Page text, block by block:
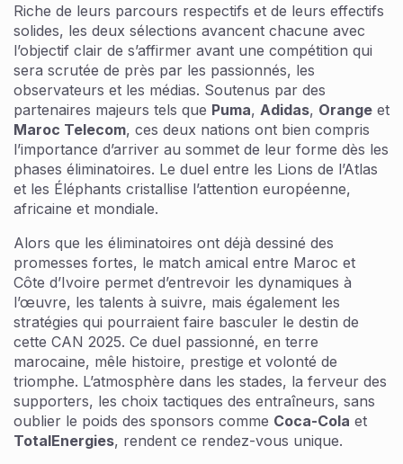
Riche de leurs parcours respectifs et de leurs effectifs
solides, les deux sélections avancent chacune avec
l’objectif clair de s’affirmer avant une compétition qui
sera scrutée de près par les passionnés, les
observateurs et les médias. Soutenus par des
partenaires majeurs tels que Puma, Adidas, Orange et
Maroc Telecom, ces deux nations ont bien compris
l’importance d’arriver au sommet de leur forme dès les
phases éliminatoires. Le duel entre les Lions de l’Atlas
et les Éléphants cristallise l’attention européenne,
africaine et mondiale.
Alors que les éliminatoires ont déjà dessiné des
promesses fortes, le match amical entre Maroc et
Côte d’Ivoire permet d’entrevoir les dynamiques à
l’œuvre, les talents à suivre, mais également les
stratégies qui pourraient faire basculer le destin de
cette CAN 2025. Ce duel passionné, en terre
marocaine, mêle histoire, prestige et volonté de
triomphe. L’atmosphère dans les stades, la ferveur des
supporters, les choix tactiques des entraîneurs, sans
oublier le poids des sponsors comme Coca-Cola et
TotalEnergies, rendent ce rendez-vous unique.